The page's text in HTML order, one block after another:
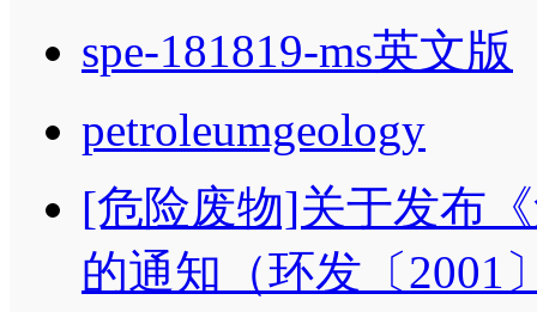
spe-181819-ms英文版
petroleumgeology
[危险废物]关于发布
的通知（环发〔2001